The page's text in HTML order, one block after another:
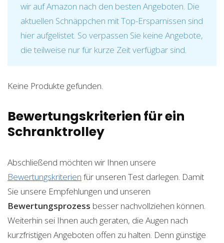
wir auf Amazon nach den besten Angeboten. Die
aktuellen Schnäppchen mit Top-Ersparnissen sind
hier aufgelistet. So verpassen Sie keine Angebote,
die teilweise nur für kurze Zeit verfügbar sind.
Keine Produkte gefunden.
Bewertungskriterien für ein
Schranktrolley
Abschließend möchten wir Ihnen unsere
Bewertungskriterien für unseren Test darlegen. Damit
Sie unsere Empfehlungen und unseren
Bewertungsprozess besser nachvollziehen können.
Weiterhin sei Ihnen auch geraten, die Augen nach
kurzfristigen Angeboten offen zu halten. Denn günstige